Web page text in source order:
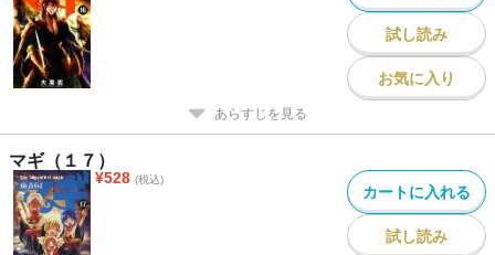
試し読み
お気に入り
あらすじを見る
マギ（１７）
¥528 (税込)
カートに入れる
試し読み